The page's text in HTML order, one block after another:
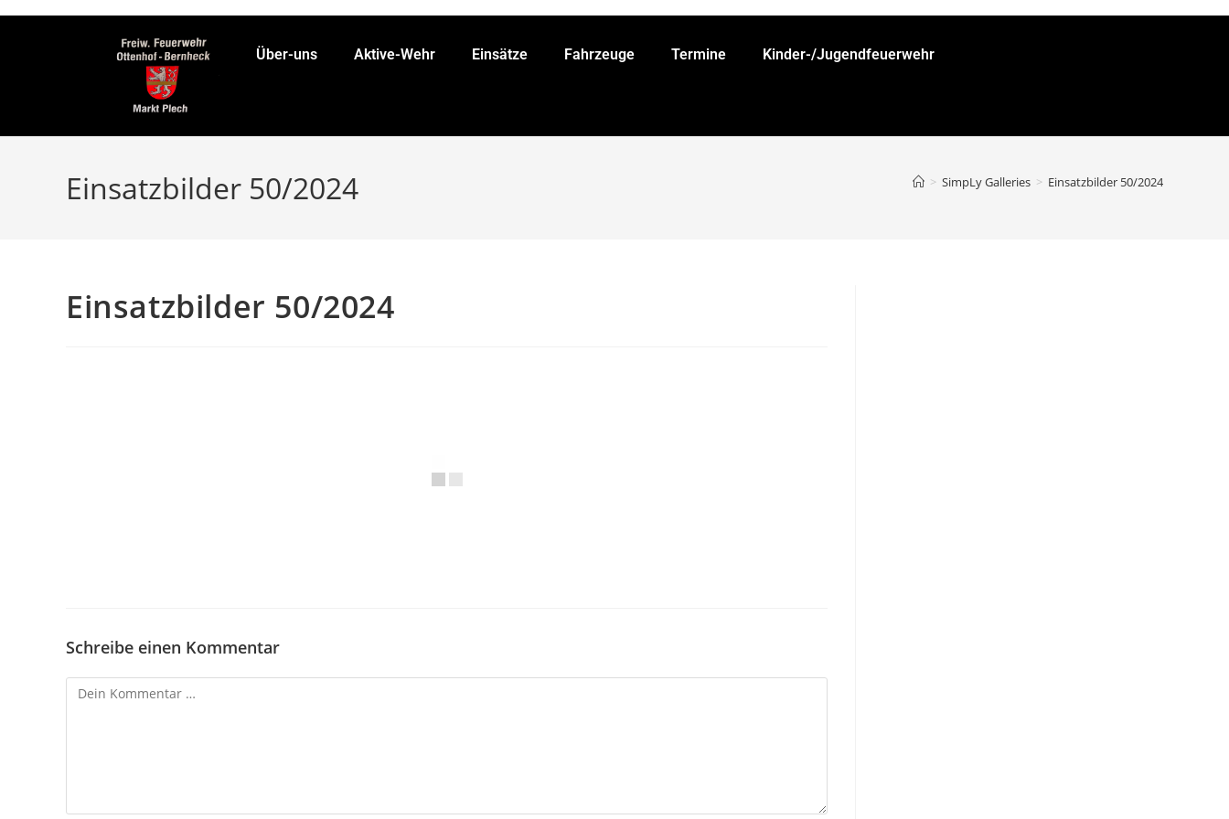
Über-uns Aktive-Wehr Einsätze Fahrzeuge Termine Kinder-/Jugendfeuerwehr
Einsatzbilder 50/2024 > SimpLy Galleries > Einsatzbilder 50/2024
Einsatzbilder 50/2024
Schreibe einen Kommentar